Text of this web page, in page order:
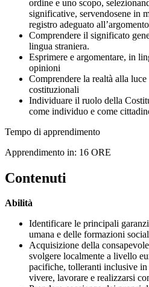
ordine e uno scopo,
significative, servendosene in
registro adeguato
Comprendere il significato
lingua straniera.
Esprimere e argomentare, in
opinioni
Comprendere la realtà alla
costituzionali
Individuare il ruolo della
come individuo e come
Tempo di apprendimento
Apprendimento in: 16 ORE
Contenuti
Abilità
Identificare le principali
umana e delle formazioni
Acquisizione della
svolgere localmente a livello
pacifiche, tolleranti inclusive
vivere, lavorare e realizzarsi